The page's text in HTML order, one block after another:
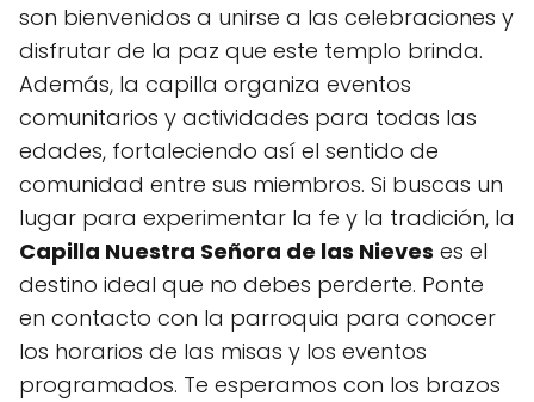
son bienvenidos a unirse a las celebraciones y
disfrutar de la paz que este templo brinda.
Además, la capilla organiza eventos
comunitarios y actividades para todas las
edades, fortaleciendo así el sentido de
comunidad entre sus miembros. Si buscas un
lugar para experimentar la fe y la tradición, la
Capilla Nuestra Señora de las Nieves es el
destino ideal que no debes perderte. Ponte
en contacto con la parroquia para conocer
los horarios de las misas y los eventos
programados. Te esperamos con los brazos